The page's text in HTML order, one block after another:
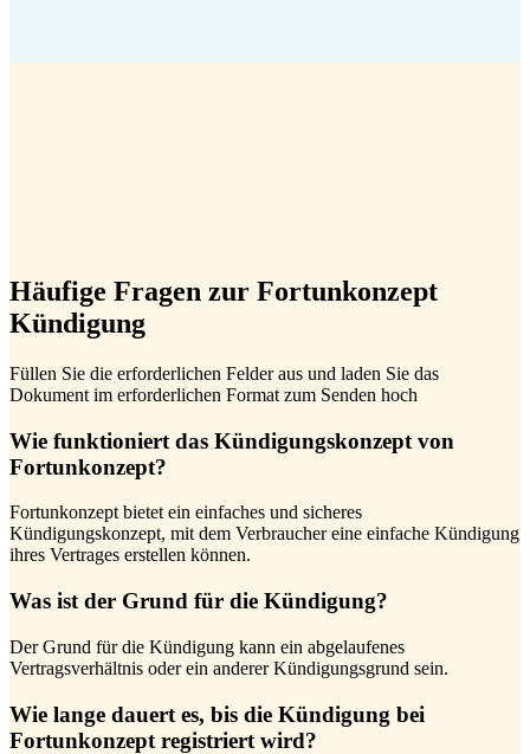
Häufige Fragen zur Fortunkonzept
Kündigung
Füllen Sie die erforderlichen Felder aus und laden Sie das
Dokument im erforderlichen Format zum Senden hoch
Wie funktioniert das Kündigungskonzept von
Fortunkonzept?
Fortunkonzept bietet ein einfaches und sicheres
Kündigungskonzept, mit dem Verbraucher eine einfache Kündigung
ihres Vertrages erstellen können.
Was ist der Grund für die Kündigung?
Der Grund für die Kündigung kann ein abgelaufenes
Vertragsverhältnis oder ein anderer Kündigungsgrund sein.
Wie lange dauert es, bis die Kündigung bei
Fortunkonzept registriert wird?